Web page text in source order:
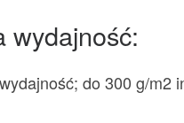
wydajność:
do 300 g/m2